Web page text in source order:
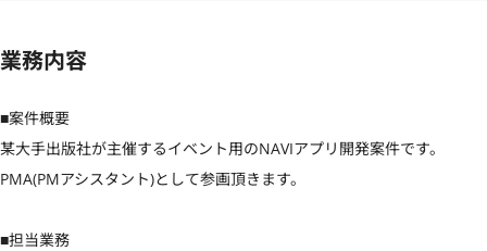
業務内容
■案件概要
某大手出版社が主催するイベント用のNAVIアプリ開発案件です。
PMA(PMアシスタント)として参画頂きます。
■担当業務